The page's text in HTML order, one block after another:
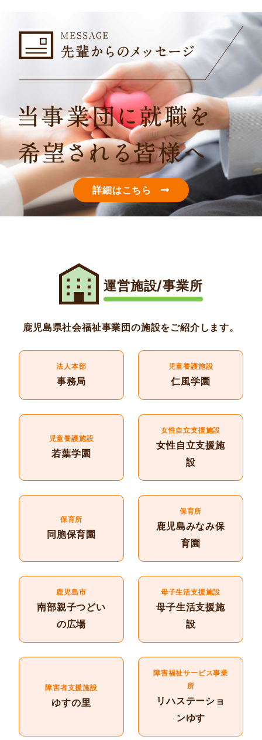
詳細はこちら
運営施設/事業所
鹿児島県社会福祉事業団の施設をご紹介します。
法人本部
事務局
児童養護施設
仁風学園
児童養護施設
若葉学園
女性自立支援施設
女性自立支援施
設
保育所
同胞保育園
保育所
鹿児島みなみ保
育園
鹿児島市
南部親子つどい
の広場
母子生活支援施設
母子生活支援施
設
障害者支援施設
ゆすの里
障害福祉サービス事業
所
リハステーショ
ンゆす